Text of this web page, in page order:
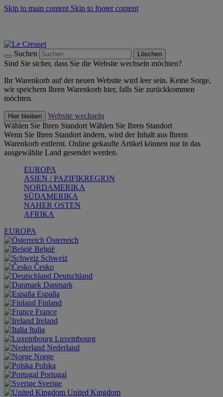
Skip to main content Skip to footer content
Suchen Löschen
Sind Sie sicher, dass Sie die Website wechseln möchten?
Ihr Warenkorb auf der neuen Website wird leer sein. Keine Sorge,
wir speichern Ihren Warenkorb hier, falls Sie zurückkommen
möchten.
Hier bleiben
Website wechseln
Wählen Sie Ihren Standort Wählen Sie Ihren Standort
Wenn Sie Ihren Standort ändern, wird der Inhalt aus Ihrem
Warenkorb entfernt. Online gekaufte Artikel können nur in das
ausgewählte Land gesendet werden.
EUROPA
ASIEN / PAZIFIKREGION
NORDAMERIKA
SÜDAMERIKA
NAHER OSTEN
AFRIKA
EUROPA
Österreich
België
Schweiz
Česko
Deutschland
Danmark
España
Finland
France
Ireland
Italia
Luxembourg
Nederland
Norge
Polska
Portugal
Sverige
United Kingdom